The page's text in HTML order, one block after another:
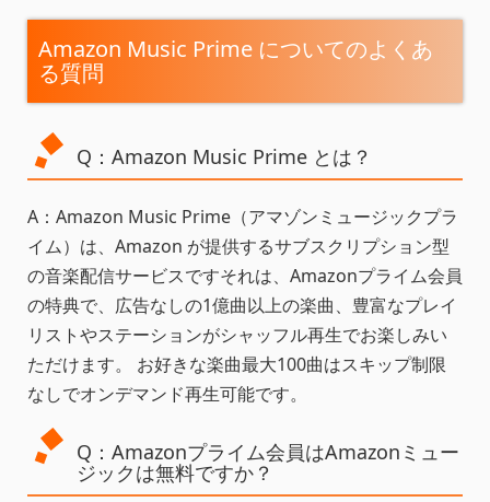
Amazon Music Prime についてのよくあ
る質問
Q：Amazon Music Prime とは？
A：Amazon Music Prime（アマゾンミュージックプラ
イム）は、Amazon が提供するサブスクリプション型
の音楽配信サービスですそれは、Amazonプライム会員
の特典で、広告なしの1億曲以上の楽曲、豊富なプレイ
リストやステーションがシャッフル再生でお楽しみい
ただけます。 お好きな楽曲最大100曲はスキップ制限
なしでオンデマンド再生可能です。
Q：Amazonプライム会員はAmazonミュー
ジックは無料ですか？